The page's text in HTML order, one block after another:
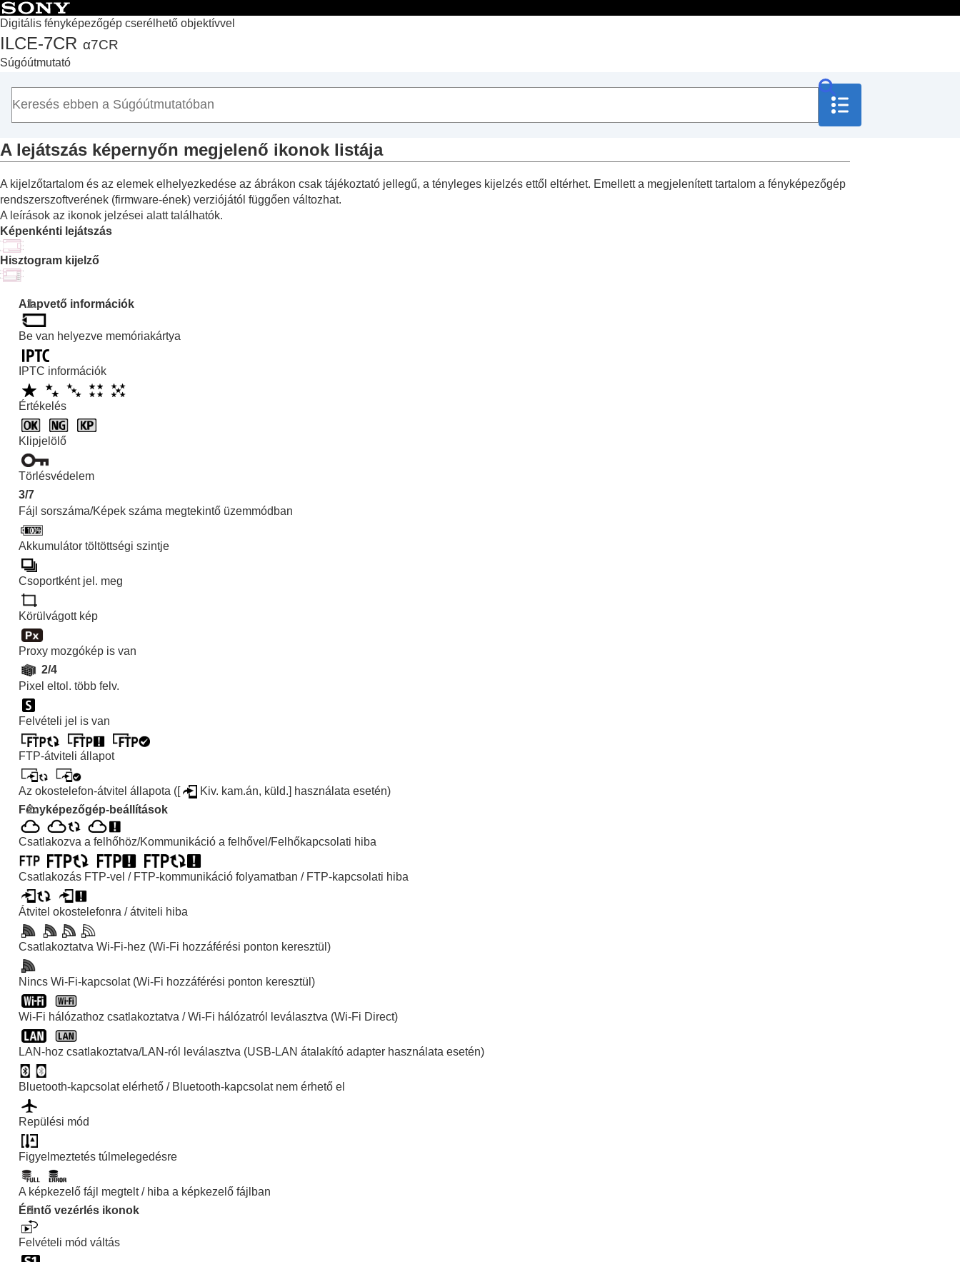
Digitális fényképezőgép cserélhető objektívvel
ILCE-7CR α7CR
Súgóútmutató
Lap teteje
A „Súgóútmutató” használata
A fényképezőgép használatával kapcsolatos megjegyzések
A fényképezőgép és a mellékelt tartozékok ellenőrzése
Alapvető műveletek
Funkciók keresése a MENU-ben
A fényképezési funkciók használata
A fényképezőgép testreszabása
Megtekintés
A fényképezőgép-beállítások módosítása
Okostelefonnal elérhető funkciók
Számítógép használata
A felhőszolgáltatás használata
Függelék
A több illesztőfelületű vakusínnel kompatibilis audiokiegészítők
Felszerelési adapter
Többakkumulátoros adapter szett
Az akkumulátor-üzemidő és a megtekinthető képek száma
A képernyőn megjelenő ikonok listája
Mozgóképfelvételkor a képernyőn megjelenített ikonok listája
Műszaki adatok
Licenc
Ha problémába ütközik
A lejátszás képernyőn megjelenő ikonok listája
A kijelzőtartalom és az elemek elhelyezkedése az ábrákon csak tájékoztató jellegű, a tényleges kijelzés ettől eltérhet. Emellett a megjelenített tartalom a fényképezőgép
rendszerszoftverének (firmware-ének) verziójától függően változhat.
A leírások az ikonok jelzései alatt találhatók.
Képenkénti lejátszás
Hisztogram kijelző
Alapvető információk
Be van helyezve memóriakártya
IPTC információk
Értékelés
Klipjelölő
Törlésvédelem
3/7
Fájl sorszáma/Képek száma megtekintő üzemmódban
Akkumulátor töltöttségi szintje
Csoportként jel. meg
Körülvágott kép
Proxy mozgókép is van
2/4
Pixel eltol. több felv.
Felvételi jel is van
FTP-átviteli állapot
Az okostelefon-átvitel állapota ([ Kiv. kam.án, küld.] használata esetén)
Fényképezőgép-beállítások
Csatlakozva a felhőhöz/Kommunikáció a felhővel/Felhőkapcsolati hiba
Csatlakozás FTP-vel / FTP-kommunikáció folyamatban / FTP-kapcsolati hiba
Átvitel okostelefonra / átviteli hiba
Csatlakoztatva Wi-Fi-hez (Wi-Fi hozzáférési ponton keresztül)
Nincs Wi-Fi-kapcsolat (Wi-Fi hozzáférési ponton keresztül)
Wi-Fi hálózathoz csatlakoztatva / Wi-Fi hálózatról leválasztva (Wi-Fi Direct)
LAN-hoz csatlakoztatva/LAN-ról leválasztva (USB-LAN átalakító adapter használata esetén)
Bluetooth-kapcsolat elérhető / Bluetooth-kapcsolat nem érhető el
Repülési mód
Figyelmeztetés túlmelegedésre
A képkezelő fájl megtelt / hiba a képkezelő fájlban
Érintő vezérlés ikonok
Felvételi mód váltás